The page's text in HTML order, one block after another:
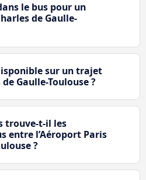
le bus pour un
de Gaulle-
sur un trajet
Gaulle-Toulouse ?
trouve-t-il les
entre l’Aéroport Paris
?